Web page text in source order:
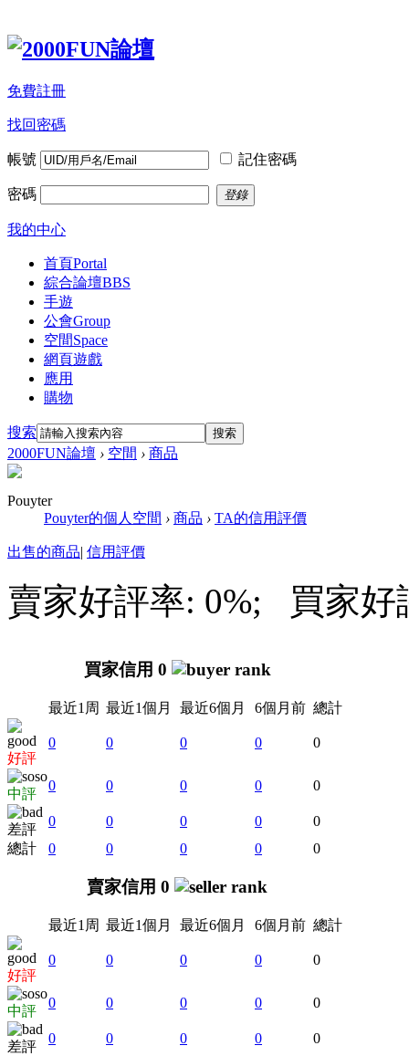
免費註冊
找回密碼
帳號 記住密碼
密碼 登錄
我的中心
首頁Portal
綜合論壇BBS
手遊
公會Group
空間Space
網頁遊戲
應用
購物
搜索 搜索
2000FUN論壇 › 空間 › 商品
Pouyter
Pouyter的個人空間 › 商品 › TA的信用評價
出售的商品| 信用評價
賣家好評率: 0%; 買家
買家信用 0
最近1周 最近1個月 最近6個月 6個月前 總計
好評
0 0 0 0 0
中評
0 0 0 0 0
差評
0 0 0 0
0
總計
0 0 0 0 0
賣家信用 0
最近1周 最近1個月 最近6個月 6個月前 總計
好評
0 0 0 0 0
中評
0 0 0 0 0
差評
0 0 0 0
0